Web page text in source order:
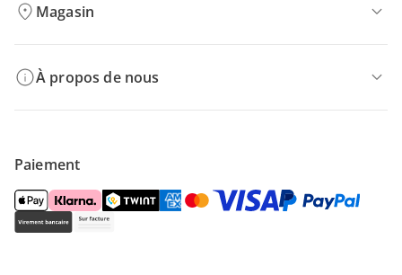
Magasin
À propos de nous
Paiement